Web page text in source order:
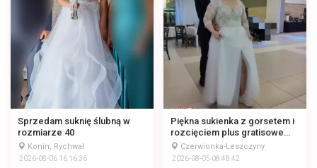
Sprzedam suknię ślubną w
rozmiarze 40
Konin, Rychwał
2026-08-06 16:16:36
Piękna sukienka z gorsetem i
rozcięciem plus gratisowe
butyCzerwionka-Leszczyny
2026-08-05 08:48:42